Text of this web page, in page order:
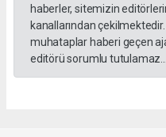
haberler, sitemizin
kanallarından
muhataplar haberi geçen
editörü sorumlu tutulamaz...